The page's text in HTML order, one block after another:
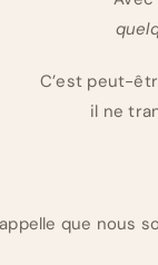
C’est peut-
il ne
que nous